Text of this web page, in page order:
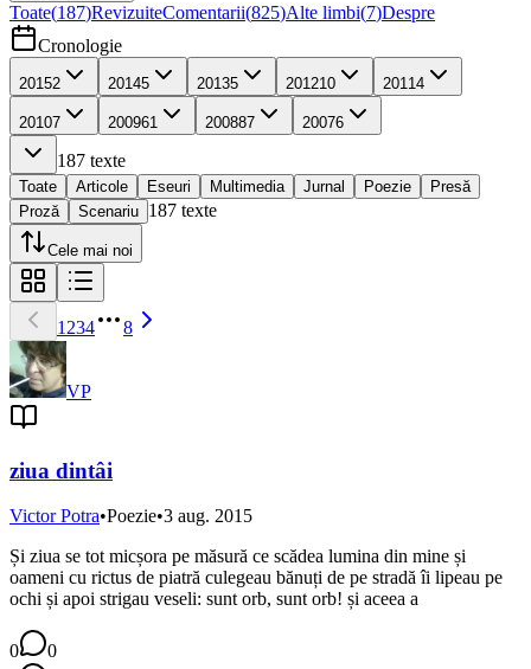
Toate(187)RevizuiteComentarii(825)Alte limbi(7)Despre
Cronologie
20152 20145 20135 201210 2011 4
20107 200961 200887 20076
187 texte
Toate Articole Eseuri Multimedia Jurnal Poezie
Presă
Proză
Scenariu 187 texte
Cele mai noi
1 234 8
VP
ziua dintâi
Victor Potra•Poezie•3 aug. 2015
Și ziua se tot micșora pe măsură ce scădea lumina din mine și
oameni cu rictus de piatră culegeau bănuți de pe stradă îi lipeau pe
ochi și apoi strigau veseli: sunt orb, sunt orb! și aceea a
0
0